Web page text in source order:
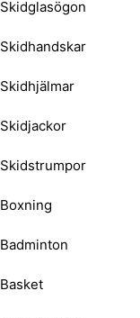
Skidglasögon
Skidhandskar
Skidhjälmar
Skidjackor
Skidstrumpor
Boxning
Badminton
Basket